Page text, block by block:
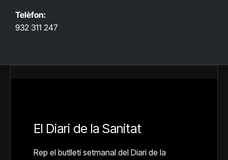
Telèfon:
932 311 247